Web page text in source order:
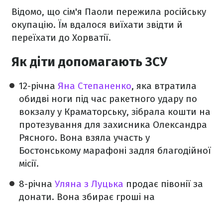
Відомо, що сім'я Паоли пережила російську
окупацію. Їм вдалося виїхати звідти й
переїхати до Хорватії.
Як діти допомагають ЗСУ
12-річна Яна Степаненко, яка втратила
обидві ноги під час ракетного удару по
вокзалу у Краматорську, зібрала кошти на
протезування для захисника Олександра
Рясного. Вона взяла участь у
Бостонському марафоні задля благодійної
місії.
8-річна Уляна з Луцька продає півонії за
донати. Вона збирає гроші на